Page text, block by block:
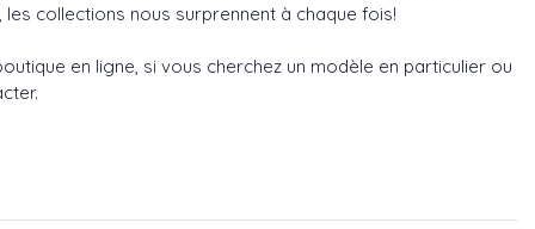
collections nous surprennent à chaque fois!
en ligne, si vous cherchez un modèle en particulier ou